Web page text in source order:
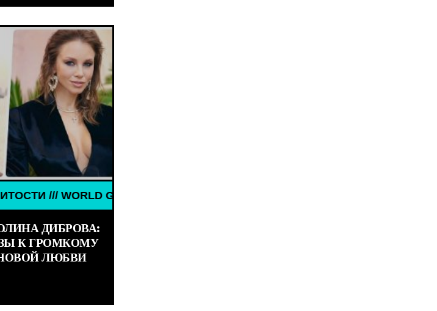
GIRLS /// ДЕВУШКИ ЗНАМЕНИТОСТИ ///
/// ДЕВУШКИ ЗНАМЕНИТОСТИ /// WORLD GIRLS /// ДЕВУШКИ
ДИБРОВА:
К ГРОМКОМУ
ЛЮБВИ